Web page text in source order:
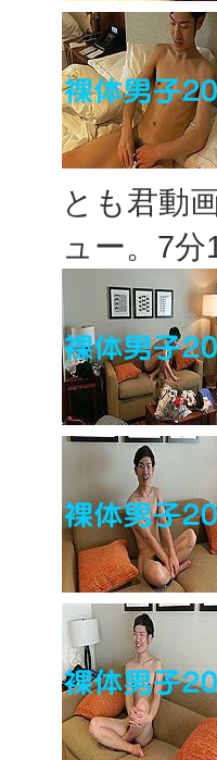
とも君動
ュー。7分